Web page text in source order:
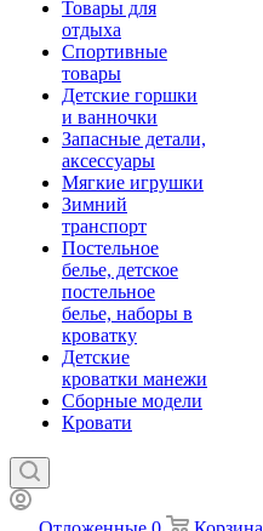
Товары для
отдыха
Спортивные
товары
Детские горшки
и ванночки
Запасные детали,
аксессуары
Мягкие игрушки
Зимний
транспорт
Постельное
белье, детское
постельное
белье, наборы в
кроватку
Детские
кроватки манежи
Сборные модели
Кровати